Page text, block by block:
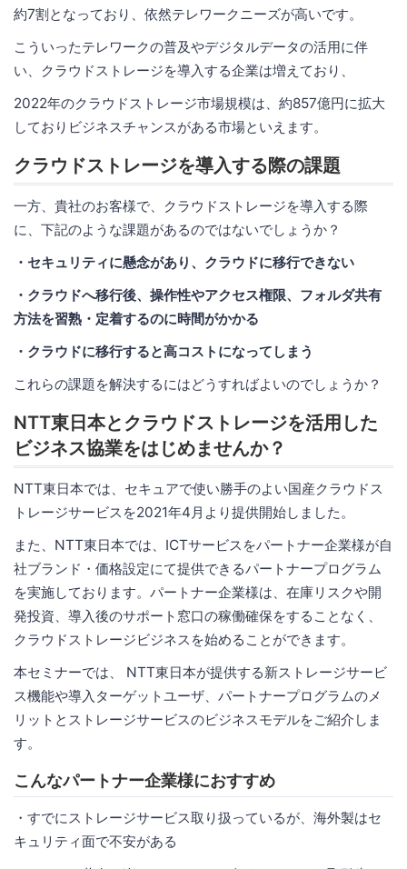
約7割となっており、依然テレワークニーズが高いです。
こういったテレワークの普及やデジタルデータの活用に伴
い、クラウドストレージを導入する企業は増えており、
2022年のクラウドストレージ市場規模は、約857億円に拡大
しておりビジネスチャンスがある市場といえます。
クラウドストレージを導入する際の課題
一方、貴社のお客様で、クラウドストレージを導入する際
に、下記のような課題があるのではないでしょうか？
・セキュリティに懸念があり、クラウドに移行できない
・クラウドへ移行後、操作性やアクセス権限、フォルダ共有
方法を習熟・定着するのに時間がかかる
・クラウドに移行すると高コストになってしまう
これらの課題を解決するにはどうすればよいのでしょうか？
NTT東日本とクラウドストレージを活用した
ビジネス協業をはじめませんか？
NTT東日本では、セキュアで使い勝手のよい国産クラウドス
トレージサービスを2021年4月より提供開始しました。
また、NTT東日本では、ICTサービスをパートナー企業様が自
社ブランド・価格設定にて提供できるパートナープログラム
を実施しております。パートナー企業様は、在庫リスクや開
発投資、導入後のサポート窓口の稼働確保をすることなく、
クラウドストレージビジネスを始めることができます。
本セミナーでは、 NTT東日本が提供する新ストレージサービ
ス機能や導入ターゲットユーザ、パートナープログラムのメ
リットとストレージサービスのビジネスモデルをご紹介しま
す。
こんなパートナー企業様におすすめ
・すでにストレージサービス取り扱っているが、海外製はセ
キュリティ面で不安がある